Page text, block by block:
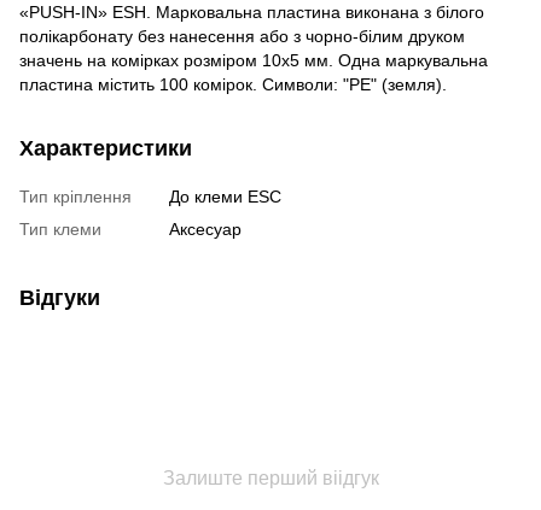
«PUSH-IN» ESH. Марковальна пластина виконана з білого
полікарбонату без нанесення або з чорно-білим друком
значень на комірках розміром 10х5 мм. Одна маркувальна
пластина містить 100 комірок. Символи: "PE" (земля).
Характеристики
Тип кріплення
До клеми ESC
Тип клеми
Аксесуар
Відгуки
Залиште перший віідгук